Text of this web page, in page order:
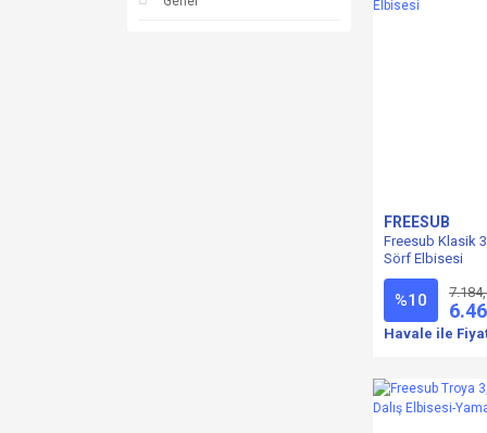
FREESUB
Freesub Klasik
Sörf Elbisesi
%10
Havale ile